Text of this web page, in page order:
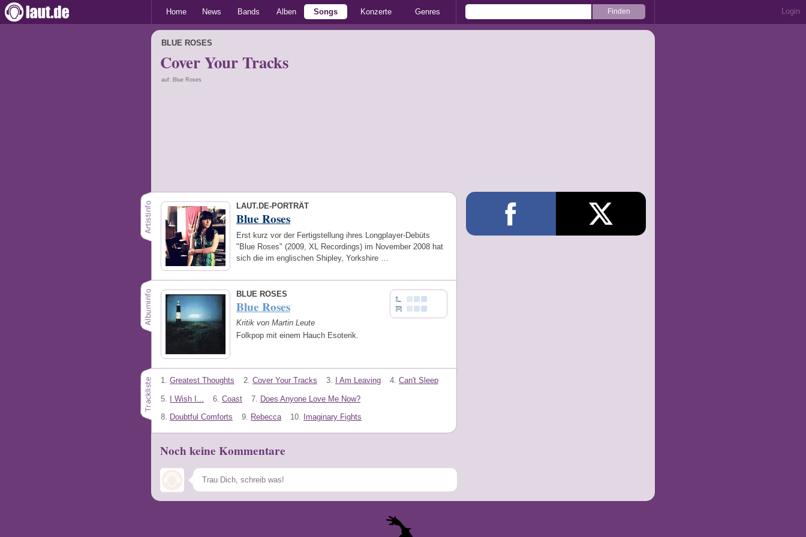
Home News Bands Alben Songs Konzerte Genres Login
BLUE ROSES
Cover Your Tracks
auf: Blue Roses
LAUT.DE-PORTRÄT
Blue Roses
Erst kurz vor der Fertigstellung ihres Longplayer-Debüts
"Blue Roses" (2009, XL Recordings) im November 2008 hat
sich die im englischen Shipley, Yorkshire …
BLUE ROSES
Blue Roses
Kritik von Martin Leute
Folkpop mit einem Hauch Esoterik.
1. Greatest Thoughts 2. Cover Your Tracks 3. I Am Leaving 4. Can't Sleep
5. I Wish I... 6. Coast 7. Does Anyone Love Me Now?
8. Doubtful Comforts 9. Rebecca 10. Imaginary Fights
Noch keine Kommentare
Speichern